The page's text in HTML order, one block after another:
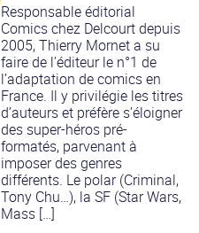
Responsable éditorial
Comics chez Delcourt depuis
2005, Thierry Mornet a su
faire de l’éditeur le n°1 de
l’adaptation de comics en
France. Il y privilégie les titres
d’auteurs et préfère s’éloigner
des super-héros pré-
formatés, parvenant à
imposer des genres
différents. Le polar (Criminal,
Tony Chu…), la SF (Star Wars,
Mass […]